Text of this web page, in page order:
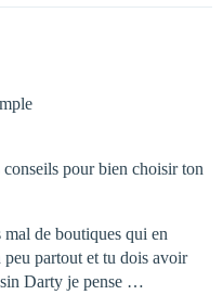
conseils pour bien choisir ton
de boutiques qui en
peu partout et tu dois avoir
Darty je pense …